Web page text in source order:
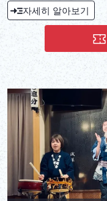
자세히 알아보기